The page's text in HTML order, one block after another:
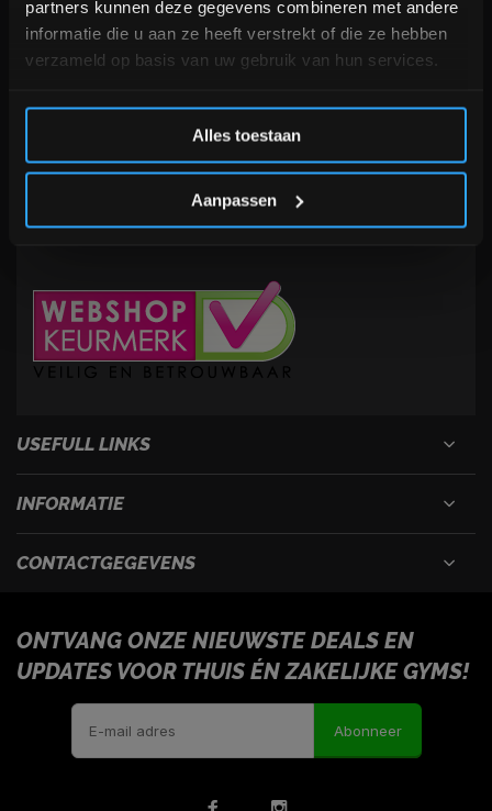
partners kunnen deze gegevens combineren met andere
informatie die u aan ze heeft verstrekt of die ze hebben
verzameld op basis van uw gebruik van hun services.
Alles toestaan
Aanpassen
KLANTENSERVICE
+31 (0)24 645 1309
USEFULL LINKS
INFORMATIE
CONTACTGEGEVENS
ONTVANG ONZE NIEUWSTE DEALS EN
UPDATES VOOR THUIS ÉN ZAKELIJKE GYMS!
Abonneer
Inschrijven
*Verzendkosten vallen buiten de korting